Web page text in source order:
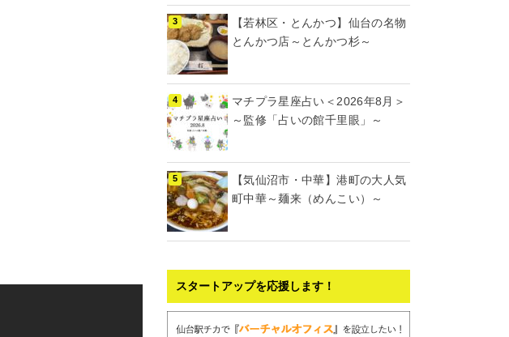
【若林区・とんかつ】仙台の名物
とんかつ店～とんかつ杉～
マチプラ星座占い＜2026年8月＞
～監修「占いの館千里眼」～
【気仙沼市・中華】港町の大人気
町中華～麺来（めんこい）～
スタートアップを応援します！